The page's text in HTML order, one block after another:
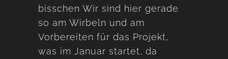
bisschen Wir sind hier gerade
so am Wirbeln und am
Vorbereiten für das Projekt,
was im Januar startet, da